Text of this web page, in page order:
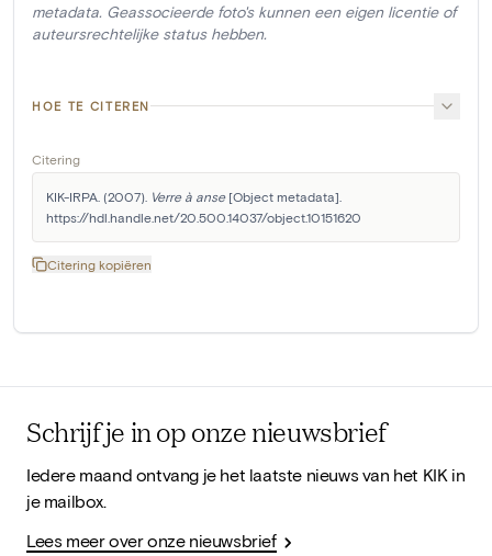
metadata. Geassocieerde foto's kunnen een eigen licentie of
auteursrechtelijke status hebben.
HOE TE CITEREN
Citering
KIK-IRPA. (2007). Verre à anse [Object metadata].
https://hdl.handle.net/20.500.14037/object.10151620
Citering kopiëren
Schrijf je in op onze nieuwsbrief
Iedere maand ontvang je het laatste nieuws van het KIK in
je mailbox.
Lees meer over onze nieuwsbrief